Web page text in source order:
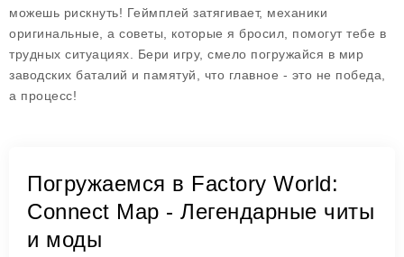
можешь рискнуть! Геймплей затягивает, механики
оригинальные, а советы, которые я бросил, помогут тебе в
трудных ситуациях. Бери игру, смело погружайся в мир
заводских баталий и памятуй, что главное - это не победа,
а процесс!
Погружаемся в Factory World:
Connect Map - Легендарные читы
и моды